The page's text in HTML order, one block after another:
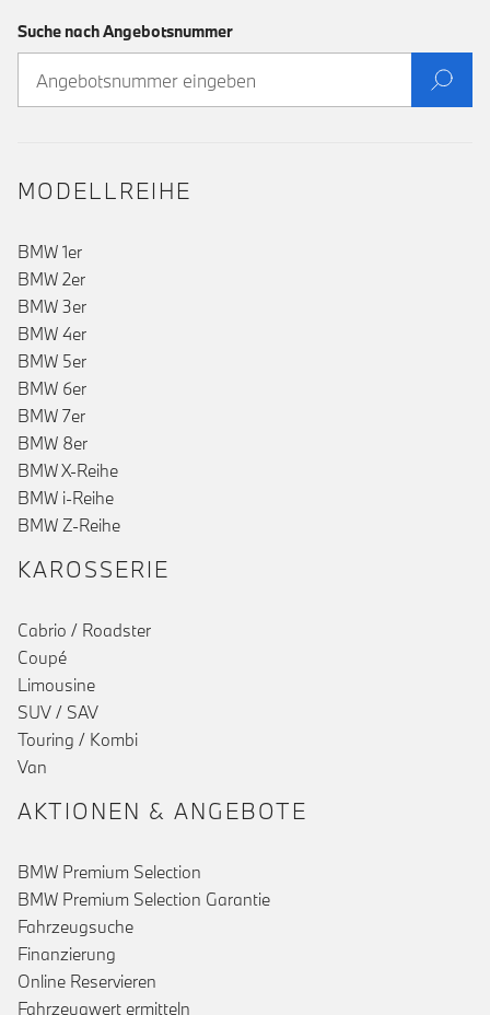
Suche nach Angebotsnummer
MODELLREIHE
BMW 1er
BMW 2er
BMW 3er
BMW 4er
BMW 5er
BMW 6er
BMW 7er
BMW 8er
BMW X-Reihe
BMW i-Reihe
BMW Z-Reihe
KAROSSERIE
Cabrio / Roadster
Coupé
Limousine
SUV / SAV
Touring / Kombi
Van
AKTIONEN & ANGEBOTE
BMW Premium Selection
BMW Premium Selection Garantie
Fahrzeugsuche
Finanzierung
Online Reservieren
Fahrzeugwert ermitteln